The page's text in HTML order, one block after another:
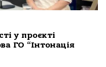
у проєкті
ГО “Інтонація